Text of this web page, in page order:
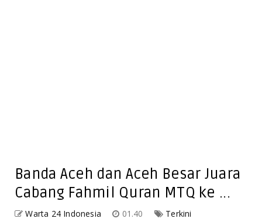
Banda Aceh dan Aceh Besar Juara
Cabang Fahmil Quran MTQ ke ...
Warta 24 Indonesia 01.40 Terkini